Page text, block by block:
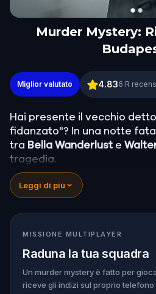
Murder Mystery:
Murder Mystery: Risolvi il
Miglior valutato 4.836 R
Hai presente il vecchio
fidanzato"? In una notte
tra Bella Wanderlust e
tragedia.
Bella, famosa travel
morta durante un tour a
guidato dal teatrale Percy
te scoprire la verità.
È stato Walter, l’ossessivo
drammaticità? O forse
nell'ombra?
🔎Raccogli indizi, interroga
Leggi di più
MISSIONE MULTIPLAYER
Raduna la tua squadra
Un murder mystery è fatto per
riceve gli indizi sul proprio